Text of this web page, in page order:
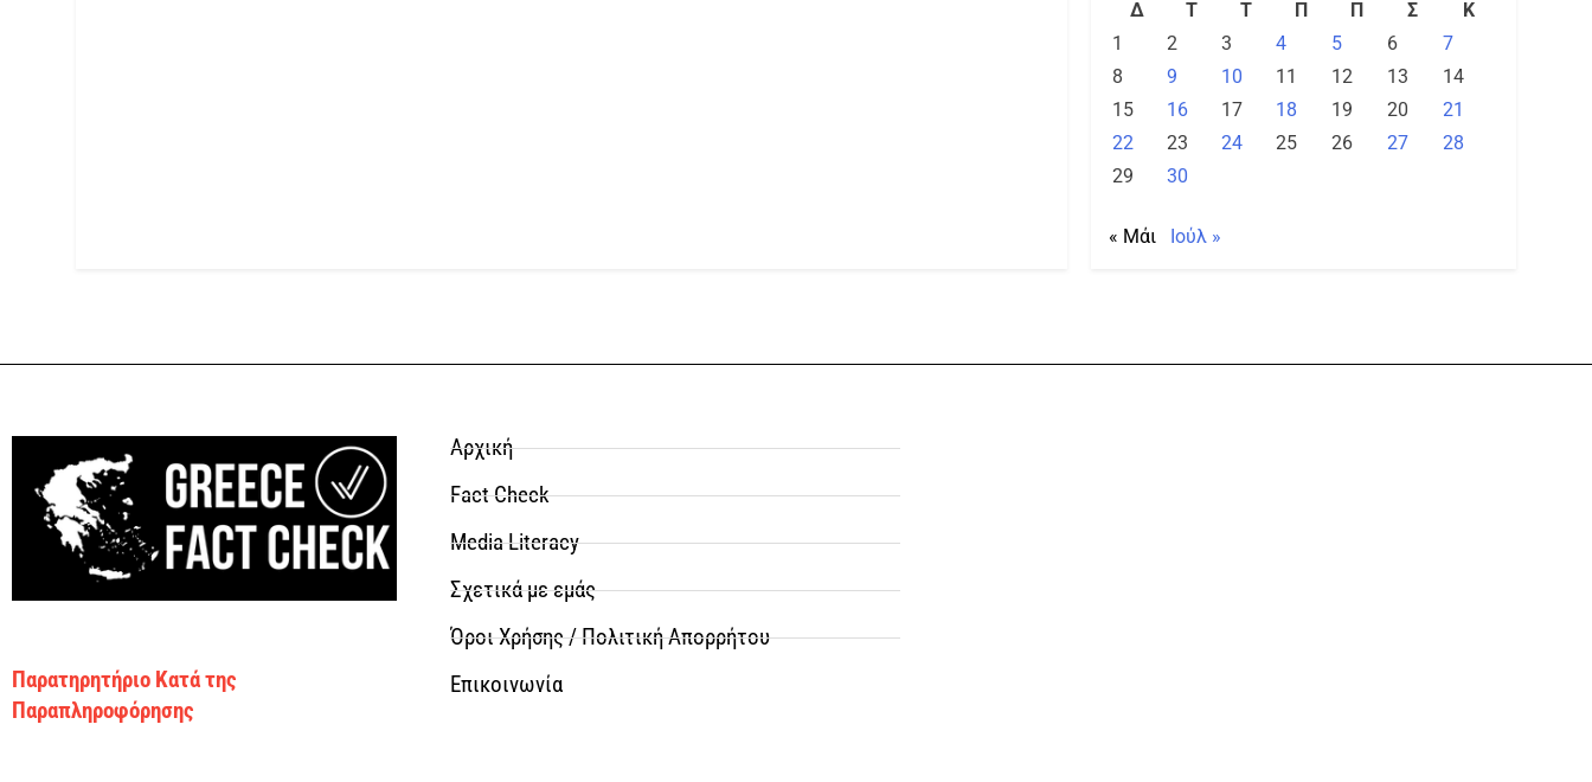
Δ
Τ Τ Π Π Σ
Κ
1
2 3 4 5 6
7
8
9 10 11 12 13
14
15
16 17 18 19 20
21
22
23 24 25 26 27
28
29
30
« Μάι Ιούλ »
Παρατηρητήριο Κατά της
Παραπληροφόρησης
Αρχική
Fact Check
Media Literacy
Σχετικά με εμάς
Όροι Χρήσης / Πολιτική Απορρήτου
Επικοινωνία